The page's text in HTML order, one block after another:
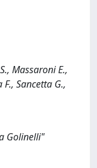
Massaroni E.,
Sancetta G.,
Golinelli"